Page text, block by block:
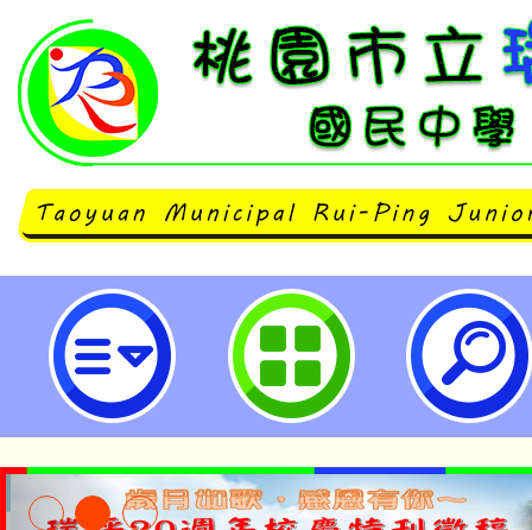
國立清華大學「114年中小學雙語
能學分班」-桃園市立瑞坪國民中學